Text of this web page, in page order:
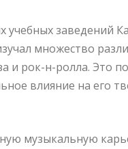
заведений
множество
и рок-н-ролла. Это
влияние на его
музыкальную